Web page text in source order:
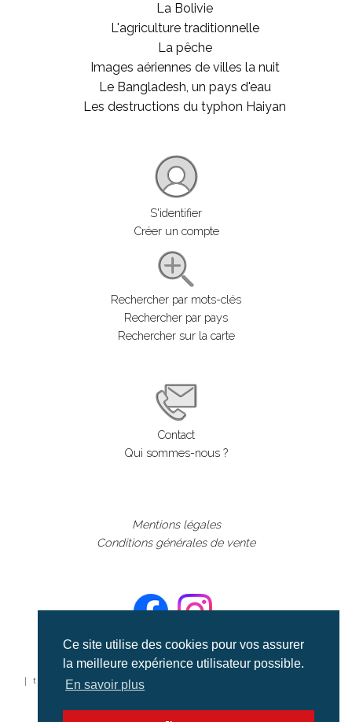
Ce site utilise des cookies pour vos assurer
la meilleure expérience utilisateur possible.
En savoir plus
La Bolivie
L'agriculture traditionnelle
La pêche
Images aériennes de villes la nuit
Le Bangladesh, un pays d'eau
Les destructions du typhon Haiyan
S'identifier
Créer un compte
Rechercher par mots-clés
Rechercher par pays
Rechercher sur la carte
Contact
Qui sommes-nous ?
Mentions légales
Conditions générales de vente
©aerialcollection marque déposée 2024
| tous droits réservés | aerialcollection.fr banque d'images
aériennes et documentaires video et cinéma |